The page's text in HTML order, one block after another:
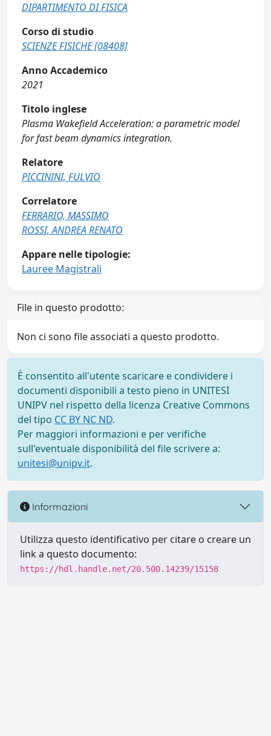
DIPARTIMENTO DI FISICA
Corso di studio
SCIENZE FISICHE [08408]
Anno Accademico
2021
Titolo inglese
Plasma Wakefield Acceleration: a parametric model
for fast beam dynamics integration.
Relatore
PICCININI, FULVIO
Correlatore
FERRARIO, MASSIMO
ROSSI, ANDREA RENATO
Appare nelle tipologie:
Lauree Magistrali
File in questo prodotto:
Non ci sono file associati a questo prodotto.
È consentito all'utente scaricare e condividere i
documenti disponibili a testo pieno in UNITESI
UNIPV nel rispetto della licenza Creative Commons
del tipo CC BY NC ND.
Per maggiori informazioni e per verifiche
sull'eventuale disponibilità del file scrivere a:
unitesi@unipv.it.
Informazioni
Utilizza questo identificativo per citare o creare un
link a questo documento:
https://hdl.handle.net/20.500.14239/15158